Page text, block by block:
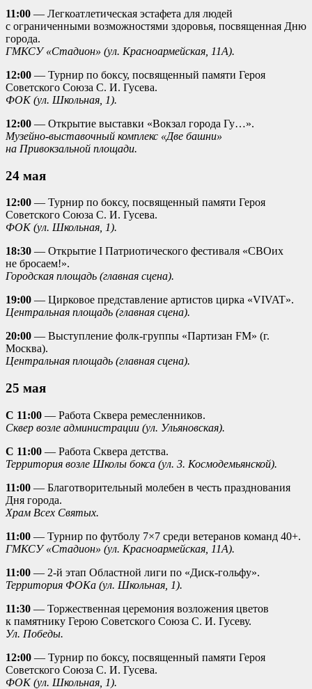
11:00 — Легкоатлетическая эстафета для людей
с ограниченными возможностями здоровья, посвященная Дню
города.
ГМКСУ «Стадион» (ул. Красноармейская, 11А).
12:00 — Турнир по боксу, посвященный памяти Героя
Советского Союза С. И. Гусева.
ФОК (ул. Школьная, 1).
12:00 — Открытие выставки «Вокзал города Гу…».
Музейно-выставочный комплекс «Две башни»
на Привокзальной площади.
24 мая
12:00 — Турнир по боксу, посвященный памяти Героя
Советского Союза С. И. Гусева.
ФОК (ул. Школьная, 1).
18:30 — Открытие I Патриотического фестиваля «СВОих
не бросаем!».
Городская площадь (главная сцена).
19:00 — Цирковое представление артистов цирка «VIVAT».
Центральная площадь (главная сцена).
20:00 — Выступление фолк-группы «Партизан FM» (г.
Москва).
Центральная площадь (главная сцена).
25 мая
С 11:00 — Работа Сквера ремесленников.
Сквер возле администрации (ул. Ульяновская).
С 11:00 — Работа Сквера детства.
Территория возле Школы бокса (ул. 3. Космодемьянской).
11:00 — Благотворительный молебен в честь празднования
Дня города.
Храм Всех Святых.
11:00 — Турнир по футболу 7×7 среди ветеранов команд 40+.
ГМКСУ «Стадион» (ул. Красноармейская, 11А).
11:00 — 2-й этап Областной лиги по «Диск-гольфу».
Территория ФОКа (ул. Школьная, 1).
11:30 — Торжественная церемония возложения цветов
к памятнику Герою Советского Союза С. И. Гусеву.
Ул. Победы.
12:00 — Турнир по боксу, посвященный памяти Героя
Советского Союза С. И. Гусева.
ФОК (ул. Школьная, 1).